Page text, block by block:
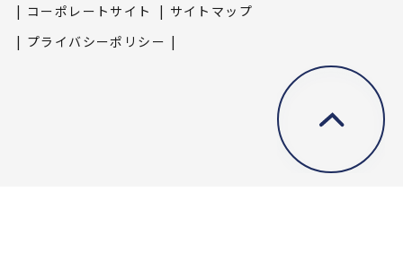
コーポレートサイト
サイトマップ
プライバシーポリシー